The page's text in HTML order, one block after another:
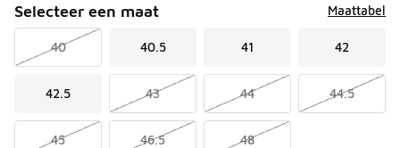
Selecteer een maat Maattabel
40 40.5 41 42
42.5 43 44 44.5
45 46.5 48